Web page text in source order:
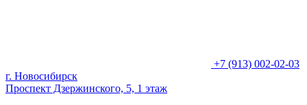
+7 (913) 002-02-03
г. Новосибирск
Проспект Дзержинского, 5, 1 этаж